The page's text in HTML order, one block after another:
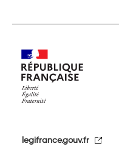
legifrance.gouv.fr